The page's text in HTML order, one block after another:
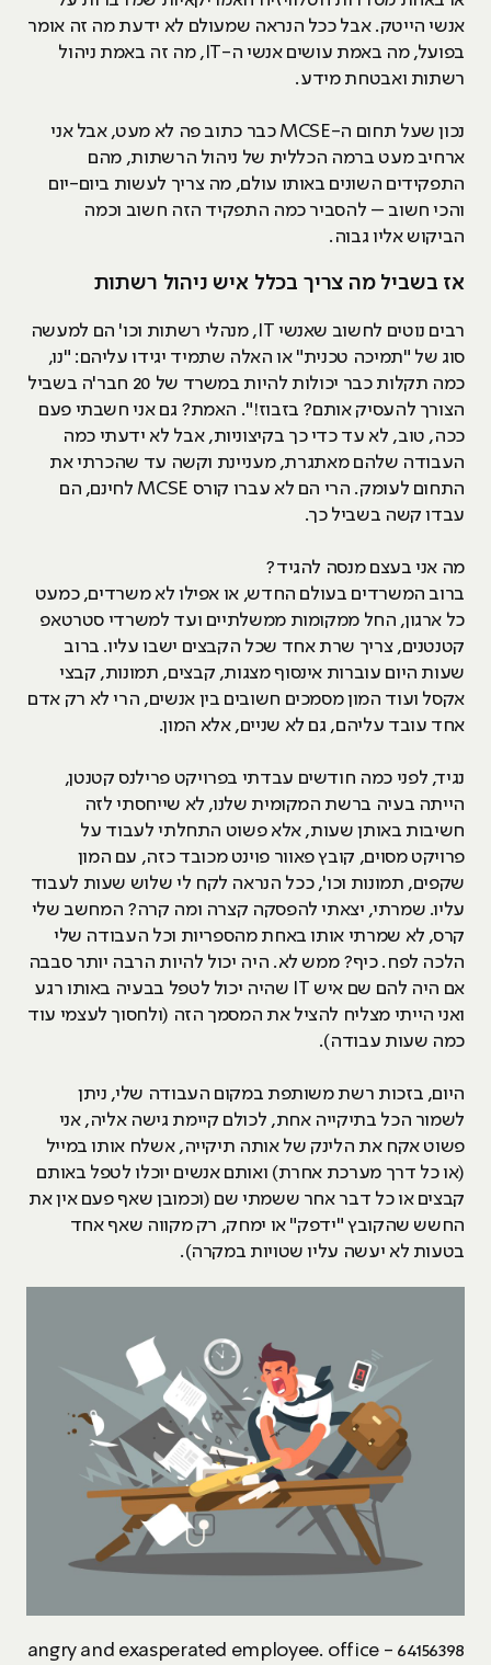
אנשי הייטק. אבל ככל הנראה שמעולם לא ידעת מה זה אומר
בפועל, מה באמת עושים אנשי ה-IT, מה זה באמת ניהול
רשתות ואבטחת מידע.
נכון שעל תחום ה-MCSE כבר כתוב פה לא מעט, אבל אני
ארחיב מעט ברמה הכללית של ניהול הרשתות, מהם
התפקידים השונים באותו עולם, מה צריך לעשות ביום-יום
והכי חשוב – להסביר כמה התפקיד הזה חשוב וכמה
הביקוש אליו גבוה.
אז בשביל מה צריך בכלל איש ניהול רשתות
רבים נוטים לחשוב שאנשי IT, מנהלי רשתות וכו' הם למעשה
סוג של "תמיכה טכנית" או האלה שתמיד יגידו עליהם: "נו,
כמה תקלות כבר יכולות להיות במשרד של 20 חבר'ה בשביל
הצורך להעסיק אותם? בזבוז!". האמת? גם אני חשבתי פעם
ככה, טוב, לא עד כדי כך בקיצוניות, אבל לא ידעתי כמה
העבודה שלהם מאתגרת, מעניינת וקשה עד שהכרתי את
התחום לעומק. הרי הם לא עברו קורס MCSE לחינם, הם
עבדו קשה בשביל כך.
מה אני בעצם מנסה להגיד?
ברוב המשרדים בעולם החדש, או אפילו לא משרדים, כמעט
כל ארגון, החל ממקומות ממשלתיים ועד למשרדי סטרטאפ
קטנטנים, צריך שרת אחד שכל הקבצים ישבו עליו. ברוב
שעות היום עוברות אינסוף מצגות, קבצים, תמונות, קבצי
אקסל ועוד המון מסמכים חשובים בין אנשים, הרי לא רק אדם
אחד עובד עליהם, גם לא שניים, אלא המון.
נגיד, לפני כמה חודשים עבדתי בפרויקט פרילנס קטנטן,
הייתה בעיה ברשת המקומית שלנו, לא שייחסתי לזה
חשיבות באותן שעות, אלא פשוט התחלתי לעבוד על
פרויקט מסוים, קובץ פאוור פוינט מכובד כזה, עם המון
שקפים, תמונות וכו', ככל הנראה לקח לי שלוש שעות לעבוד
עליו. שמרתי, יצאתי להפסקה קצרה ומה קרה? המחשב שלי
קרס, לא שמרתי אותו באחת מהספריות וכל העבודה שלי
הלכה לפח. כיף? ממש לא. היה יכול להיות הרבה יותר סבבה
אם היה להם שם איש IT שהיה יכול לטפל בבעיה באותו רגע
ואני הייתי מצליח להציל את המסמך הזה (ולחסוך לעצמי עוד
כמה שעות עבודה).
היום, בזכות רשת משותפת במקום העבודה שלי, ניתן
לשמור הכל בתיקייה אחת, לכולם קיימת גישה אליה, אני
פשוט אקח את הלינק של אותה תיקייה, אשלח אותו במייל
(או כל דרך מערכת אחרת) ואותם אנשים יוכלו לטפל באותם
קבצים או כל דבר אחר ששמתי שם (וכמובן שאף פעם אין את
החשש שהקובץ "ידפק" או ימחק, רק מקווה שאף אחד
בטעות לא יעשה עליו שטויות במקרה).
64156398 - angry and exasperated employee. office